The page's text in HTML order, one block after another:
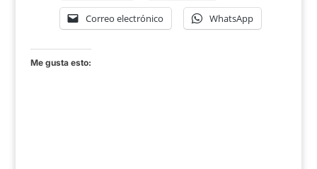
Correo electrónico WhatsApp
Me gusta esto: